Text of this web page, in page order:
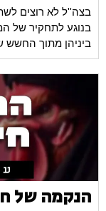
בצה''ל לא רוצים
ביניהן מתוך החשש
הנקמה של